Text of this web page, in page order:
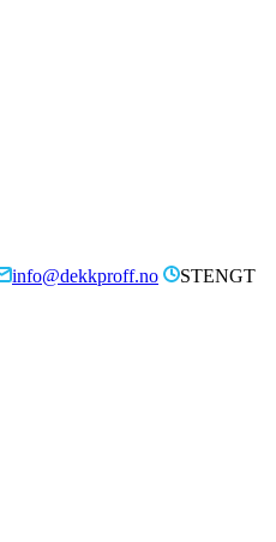
info@dekkproff.no
STENGT